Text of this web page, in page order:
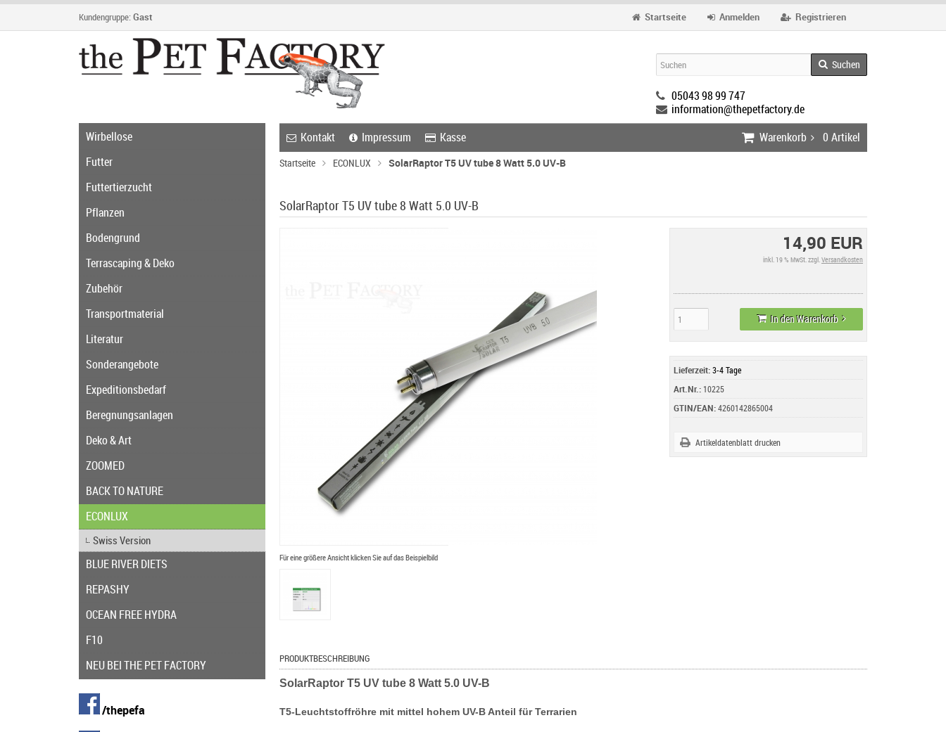
Kundengruppe: Gast Registrieren
Anmelden
Startseite
Suchen
05043 98 99 747
information@thepetfactory.de
Kontakt
Impressum Kasse Warenkorb 0 Artikel
Startseite ECONLUX SolarRaptor T5 UV tube 8 Watt 5.0 UV-B
SolarRaptor T5 UV tube 8 Watt 5.0 UV-B
Für eine größere Ansicht klicken Sie auf das Beispielbild
14,90 EUR
inkl. 19 % MwSt. zzgl.Versandkosten
In den Warenkorb
Lieferzeit:3-4 Tage
Art.Nr.:10225
GTIN/EAN:4260142865004
Artikeldatenblatt drucken
PRODUKTBESCHREIBUNG
SolarRaptor T5 UV tube 8 Watt 5.0 UV-B
T5-Leuchtstoffröhre mit mittel hohem UV-B Anteil für Terrarien
Wirbellose
Futter
Futtertierzucht
Pflanzen
Bodengrund
Terrascaping & Deko
Zubehör
Transportmaterial
Literatur
Sonderangebote
Expeditionsbedarf
Beregnungsanlagen
Deko & Art
ZOOMED
BACK TO NATURE
ECONLUX
Swiss Version
BLUE RIVER DIETS
REPASHY
OCEAN FREE HYDRA
F10
NEU BEI THE PET FACTORY
/thepefa